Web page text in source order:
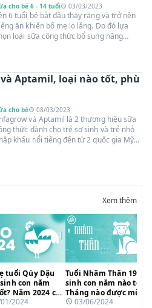
cho bé 6 - 14 tuổi 03/03/2023
6 tuổi bé bắt đầu thay răng và trở nên
ăn khiến bố mẹ lo lắng. Do đó lựa
loại sữa công thức bổ sung năng
cao cho bé 6 tuổi khỏe mạnh, cao lớn
trội.
Aptamil, loại nào tốt, phù
cho bé 08/03/2023
và Aptamil là 2 thương hiệu sữa
thức dành cho trẻ sơ sinh và trẻ nhỏ
khẩu nổi tiếng đến từ 2 quốc gia Mỹ
đình Việt? Cùng Suangoainhap.com đưa ra
xét chính xác qua từng tiêu chí đánh
giá dưới đây!
Xem thêm
tuổi Qúy Dậu
con năm
Năm 2024 có
2024
Tuổi Nhâm Thân 1992
sinh con năm nào tốt?
Tháng nào được mùa
sinh?03/06/2024